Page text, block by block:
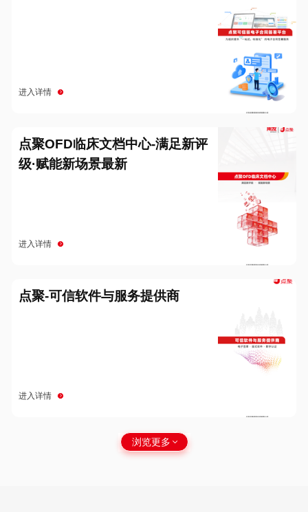
进入详情
点聚OFD临床文档中心-满足新评
级·赋能新场景最新
进入详情
点聚-可信软件与服务提供商
进入详情
浏览更多